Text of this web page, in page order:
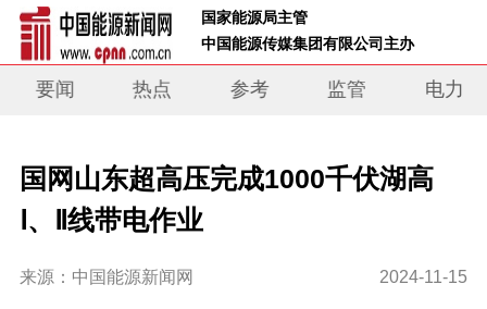
国家能源局主管
中国能源传媒集团有限公司主办
要闻 热点 参考 监管 电力
国网山东超高压完成1000千伏湖高
Ⅰ、Ⅱ线带电作业
来源：中国能源新闻网 2024-11-15